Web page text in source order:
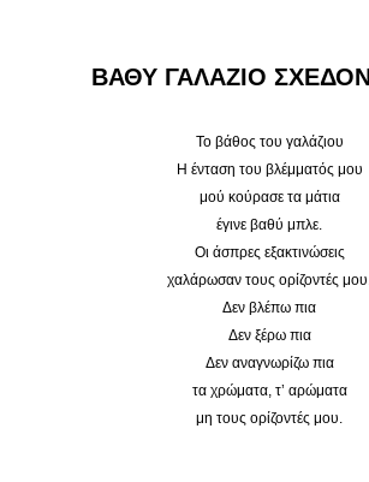
ΒΑΘΥ ΓΑΛΑΖΙΟ
Το βάθος του γαλάζιου
Η ένταση του βλέμματός μου
μού κούρασε τα μάτια
έγινε βαθύ μπλε.
Οι άσπρες εξακτινώσεις
χαλάρωσαν τους ορίζοντές μου.
Δεν βλέπω πια
Δεν ξέρω πια
Δεν αναγνωρίζω πια
τα χρώματα, τ’ αρώματα
μη τους ορίζοντές μου.